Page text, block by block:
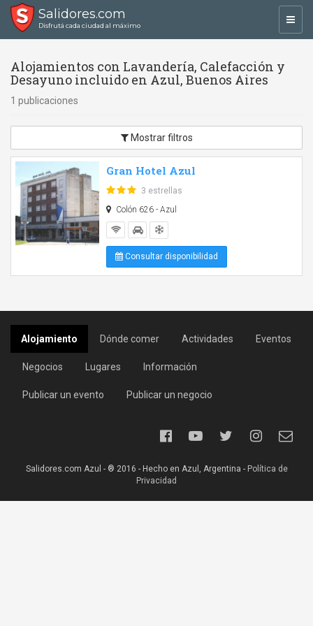
Salidores.com
Disfrutá cada ciudad al máximo
Alojamientos con Lavandería, Calefacción y
Desayuno incluido en Azul, Buenos Aires
1 publicaciones
Mostrar filtros
Gran Hotel Azul
3 estrellas
Colón 626 - Azul
Consultar disponibilidad
Alojamiento Dónde comer Actividades Eventos
Negocios Lugares Información
Publicar un evento Publicar un negocio
Salidores.com Azul - ® 2016 - Hecho en Azul, Argentina - Política de
Privacidad